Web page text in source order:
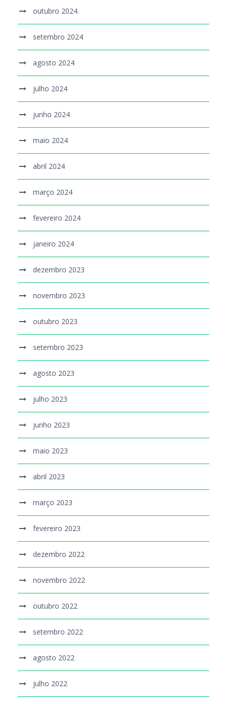
outubro 2024
setembro 2024
agosto 2024
julho 2024
junho 2024
maio 2024
abril 2024
março 2024
fevereiro 2024
janeiro 2024
dezembro 2023
novembro 2023
outubro 2023
setembro 2023
agosto 2023
julho 2023
junho 2023
maio 2023
abril 2023
março 2023
fevereiro 2023
dezembro 2022
novembro 2022
outubro 2022
setembro 2022
agosto 2022
julho 2022